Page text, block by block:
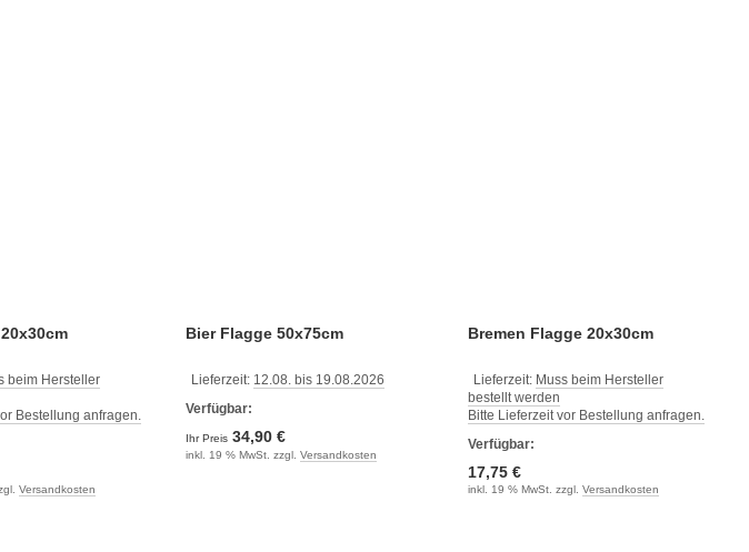
beim Hersteller
Bestellung anfragen.
Versandkosten
Bier Flagge 50x75cm
Lieferzeit: 12.08. bis 19.08.2026
Verfügbar:
Ihr Preis 34,90 €
inkl. 19 % MwSt. zzgl. Versandkosten
Bremen Flagge 20x30cm
Lieferzeit: Muss beim Hersteller
bestellt werden
Bitte Lieferzeit vor Bestellung anfragen.
Verfügbar:
17,75 €
inkl. 19 % MwSt. zzgl. Versandkosten